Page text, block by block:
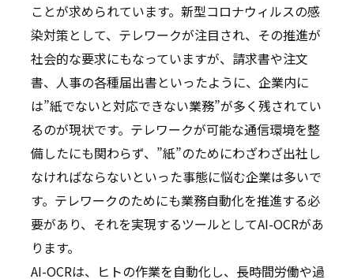
ことが求められています。新型コロナウィルスの感
染対策として、テレワークが注目され、その推進が
社会的な要求にもなっていますが、請求書や注文
書、人事の各種届出書といったように、企業内に
は”紙でないと対応できない業務”が多く残されてい
るのが現状です。テレワークが可能な通信環境を整
備したにも関わらず、”紙”のためにわざわざ出社し
なければならないといった事態に悩む企業は多いで
す。テレワークのためにも業務自動化を推進する必
要があり、それを実現するツールとしてAI-OCRがあ
ります。
AI-OCRは、ヒトの作業を自動化し、長時間労働や過